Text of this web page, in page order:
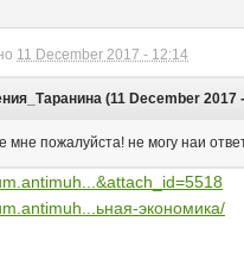
11 December 2017 - 12:14
(11 December 2017
мне пожалуйста! не могу наи
экономика/